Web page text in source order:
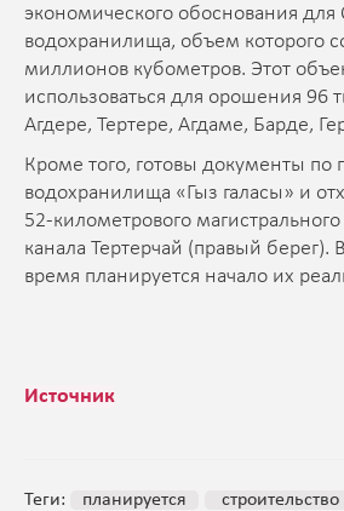
экономического обоснования для
водохранилища, объем которого
миллионов кубометров. Этот
использоваться для орошения 96
Агдере, Тертере, Агдаме, Барде,
Кроме того, готовы документы по
водохранилища «Гыз галасы» и
52-километрового
канала Тертерчай (правый
время планируется начало их
Источник
Теги: планируется строительство